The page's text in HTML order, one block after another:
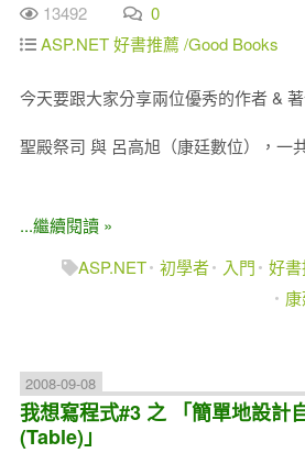
13492
0
ASP.NET 好書推薦 /Good Books
今天要跟大家分享兩位優秀的作者 & 著
聖殿祭司 與 呂高旭（康廷數位），一
...繼續閱讀 »
ASP.NET 初學者 入門 好
2008-09-08
我想寫程式#3 之 「簡單地設計
(Table)」